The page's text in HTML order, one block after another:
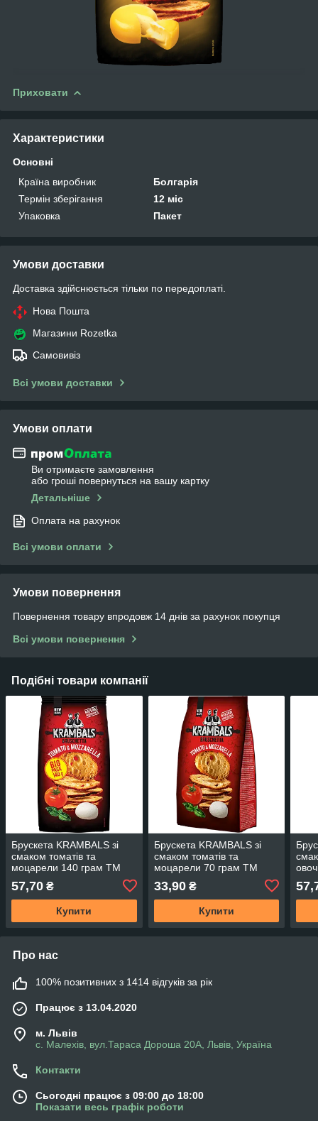
Приховати
Характеристики
Основні
Країна виробник
Болгарія
Термін зберігання
12 міс
Упаковка
Пакет
Умови доставки
Доставка здійснюється тільки по передоплаті.
Нова Пошта
Магазини Rozetka
Самовивіз
Всі умови доставки
Умови оплати
Ви отримаєте замовлення
або гроші повернуться на вашу картку
Детальніше
Оплата на рахунок
Всі умови оплати
Умови повернення
Повернення товару впродовж 14 днів за рахунок покупця
Всі умови повернення
Подібні товари компанії
Брускета KRAMBALS зі
смаком томатів та
моцарели 140 грам ТМ
57,70 ₴
Купити
Брускета KRAMBALS зі
смаком томатів та
моцарели 70 грам ТМ
33,90₴
Купити
Про нас
100% позитивних з 1414 відгуків за рік
Працює з 13.04.2020
м. Львів
с. Малехів, вул.Тараса Дороша 20А, Львів, Україна
Контакти
Сьогодні працює з 09:00 до 18:00
Показати весь графік роботи